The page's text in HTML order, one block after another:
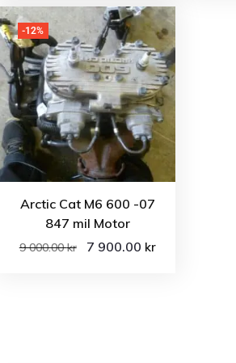
-12%
Arctic Cat M6 600 -07
847 mil Motor
9 000.00kr 7 900.00 kr